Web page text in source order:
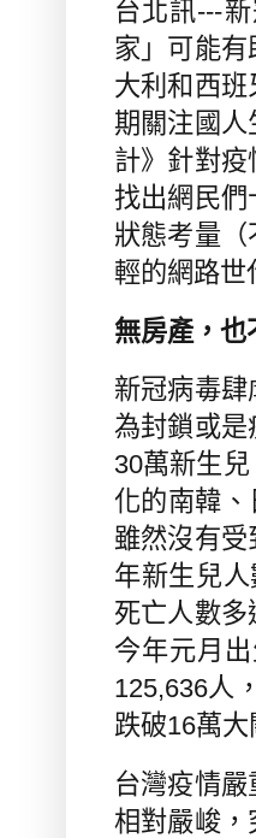
台北訊---
家」可能
大利和西
期關注國人
計》針對
找出網民們
狀態考量
輕的網路世
無房產，也
新冠病毒
為封鎖或是
30萬新生
化的南韓、
雖然沒有
年新生兒
死亡人數
今年元月
125,636人
跌破16萬大
台灣疫情
相對嚴峻，